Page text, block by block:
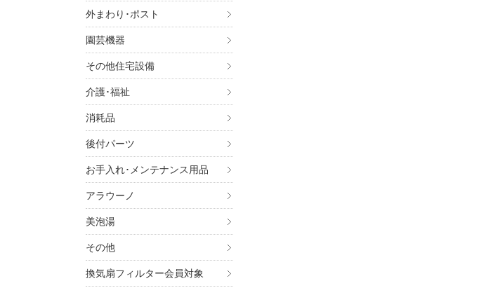
外まわり･ポスト
園芸機器
その他住宅設備
介護･福祉
消耗品
後付パーツ
お手入れ･メンテナンス用品
アラウーノ
美泡湯
その他
換気扇フィルター会員対象